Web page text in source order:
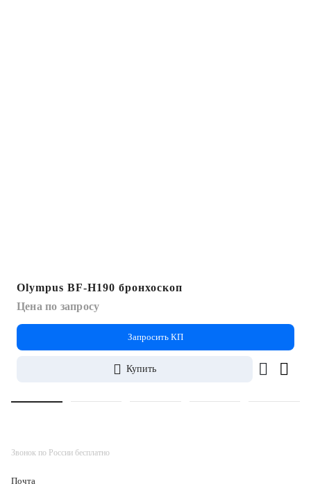
Olympus BF-H190 бронхоскоп
Цена по запросу
Запросить КП
Купить
Звонок по России бесплатно
Почта